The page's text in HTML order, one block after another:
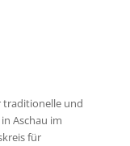
traditionelle und
Aschau im
für